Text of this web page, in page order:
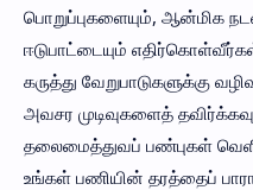
பொறுப்புகளையும், ஆன்மிக
ஈடுபாட்டையும்
கருத்து வேறுபாடுகளுக்கு
அவசர முடிவுகளைத்
தலைமைத்துவப் பண்புகள்
உங்கள் பணியின் தரத்தைப்